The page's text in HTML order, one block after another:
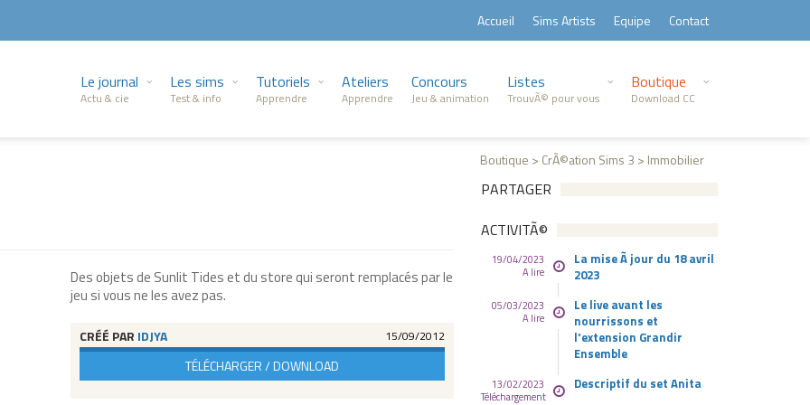
Accueil Sims Artists Equipe Contact
Le journal
Actu & cie
Les sims
Test & info
Tutoriels
Apprendre
Ateliers
Apprendre
Concours
Jeu & animation
Listes
TrouvÃ© pour vous
Boutique
Download CC
Boutique > CrÃ©ation Sims 3 > Immobilier
Des objets de Sunlit Tides et du store qui seront remplacés par le
jeu si vous ne les avez pas.
CRÉÉ PAR IDJYA 15/09/2012
TÉLÉCHARGER / DOWNLOAD
PARTAGER
ACTIVITÃ©
19/04/2023
A lire
La mise Ã jour du 18 avril
2023
05/03/2023
A lire
Le live avant les
nourrissons et
l'extension Grandir
Ensemble
13/02/2023
Téléchargement
Descriptif du set Anita